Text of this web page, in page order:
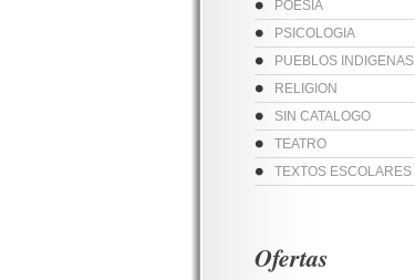
POESIA
PSICOLOGIA
PUEBLOS INDIGENAS
RELIGION
SIN CATALOGO
TEATRO
TEXTOS ESCOLARES
Ofertas